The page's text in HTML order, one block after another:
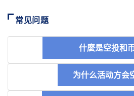
常见问题
什麼是空投
为什么活动方会